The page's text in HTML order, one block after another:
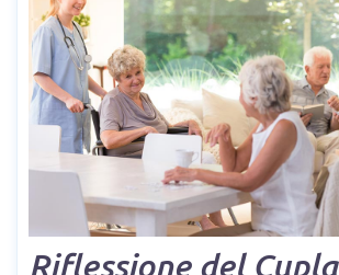
Riflessione del